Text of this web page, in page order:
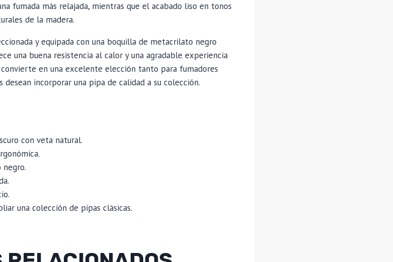
fumada más relajada, mientras que el acabado liso en tonos
de la madera.
y equipada con una boquilla de metacrilato negro
una buena resistencia al calor y una agradable experiencia
en una excelente elección tanto para fumadores
incorporar una pipa de calidad a su colección.
con veta natural.
negro.
una colección de pipas clásicas.